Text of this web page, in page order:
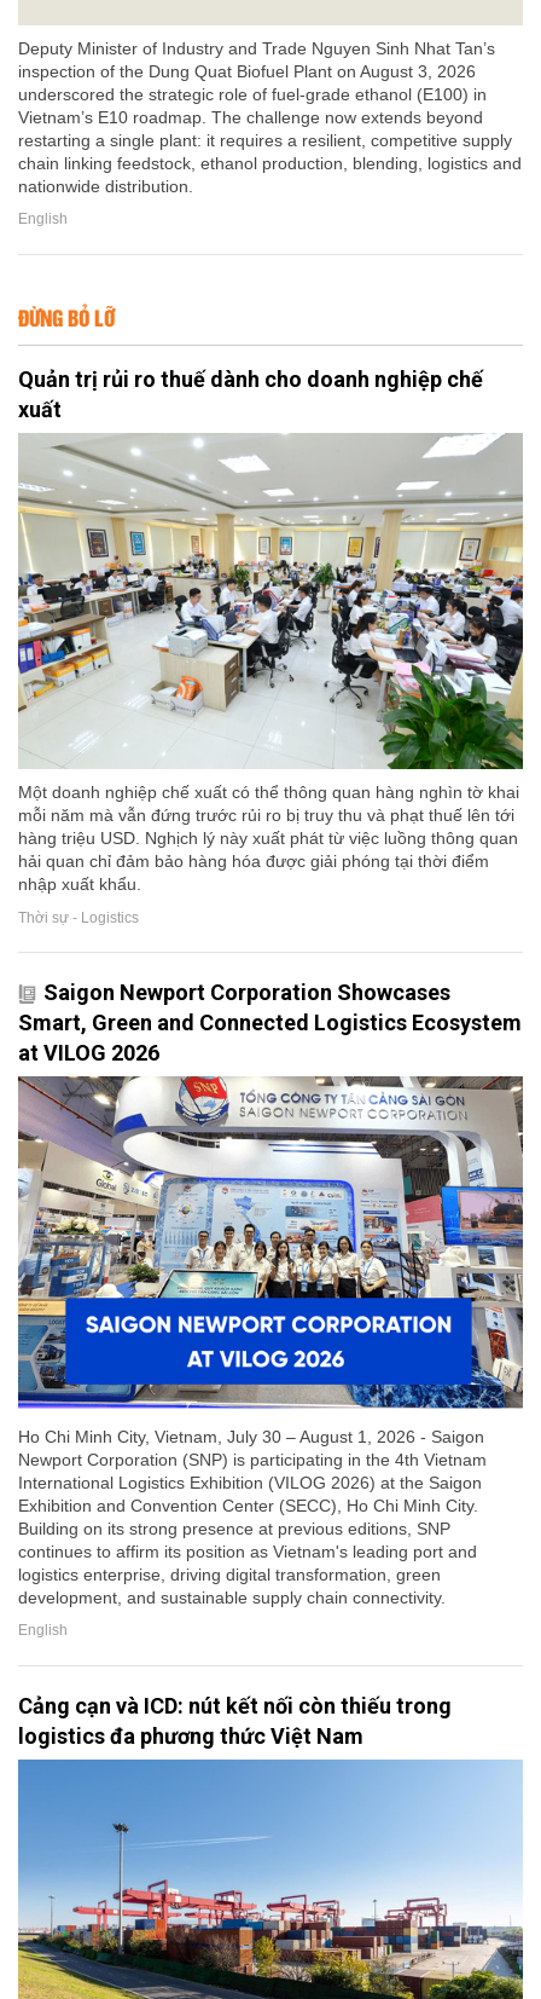
Deputy Minister of Industry and Trade Nguyen Sinh Nhat Tan’s
inspection of the Dung Quat Biofuel Plant on August 3, 2026
underscored the strategic role of fuel-grade ethanol (E100) in
Vietnam’s E10 roadmap. The challenge now extends beyond
restarting a single plant: it requires a resilient, competitive supply
chain linking feedstock, ethanol production, blending, logistics and
nationwide distribution.
English
ĐỪNG BỎ LỠ
Quản trị rủi ro thuế dành cho doanh nghiệp chế
xuất
Một doanh nghiệp chế xuất có thể thông quan hàng nghìn tờ khai
mỗi năm mà vẫn đứng trước rủi ro bị truy thu và phạt thuế lên tới
hàng triệu USD. Nghịch lý này xuất phát từ việc luồng thông quan
hải quan chỉ đảm bảo hàng hóa được giải phóng tại thời điểm
nhập xuất khẩu.
Thời sự - Logistics
Saigon Newport Corporation Showcases
Smart, Green and Connected Logistics Ecosystem
at VILOG 2026
Ho Chi Minh City, Vietnam, July 30 – August 1, 2026 - Saigon
Newport Corporation (SNP) is participating in the 4th Vietnam
International Logistics Exhibition (VILOG 2026) at the Saigon
Exhibition and Convention Center (SECC), Ho Chi Minh City.
Building on its strong presence at previous editions, SNP
continues to affirm its position as Vietnam's leading port and
logistics enterprise, driving digital transformation, green
development, and sustainable supply chain connectivity.
English
Cảng cạn và ICD: nút kết nối còn thiếu trong
logistics đa phương thức Việt Nam